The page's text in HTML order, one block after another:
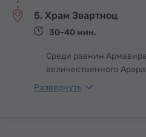
был возведен как
культурной
традиционные черты –
центральный алтарь,
формы.
5. Храм Звартноц
30-40 мин.
Среди равнин
величественного
храм Звартноц – шедевр
Развернуть